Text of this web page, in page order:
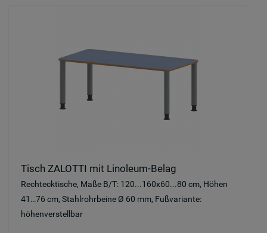
Tisch ZALOTTI mit Linoleum-Belag
Rechtecktische, Maße B/T: 120...160x60...80 cm, Höhen
41…76 cm, Stahlrohrbeine Ø 60 mm, Fußvariante:
höhenverstellbar